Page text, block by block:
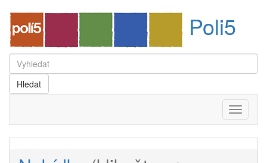
Poli5
Menu